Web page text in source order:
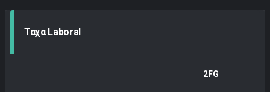
Ταχα Laboral
2FG